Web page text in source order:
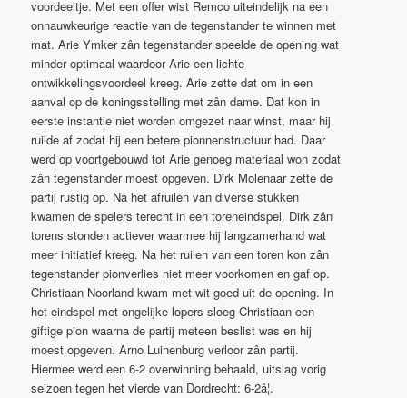
voordeeltje. Met een offer wist Remco uiteindelijk na een
onnauwkeurige reactie van de tegenstander te winnen met
mat. Arie Ymker zân tegenstander speelde de opening wat
minder optimaal waardoor Arie een lichte
ontwikkelingsvoordeel kreeg. Arie zette dat om in een
aanval op de koningsstelling met zân dame. Dat kon in
eerste instantie niet worden omgezet naar winst, maar hij
ruilde af zodat hij een betere pionnenstructuur had. Daar
werd op voortgebouwd tot Arie genoeg materiaal won zodat
zân tegenstander moest opgeven. Dirk Molenaar zette de
partij rustig op. Na het afruilen van diverse stukken
kwamen de spelers terecht in een toreneindspel. Dirk zân
torens stonden actiever waarmee hij langzamerhand wat
meer initiatief kreeg. Na het ruilen van een toren kon zân
tegenstander pionverlies niet meer voorkomen en gaf op.
Christiaan Noorland kwam met wit goed uit de opening. In
het eindspel met ongelijke lopers sloeg Christiaan een
giftige pion waarna de partij meteen beslist was en hij
moest opgeven. Arno Luinenburg verloor zân partij.
Hiermee werd een 6-2 overwinning behaald, uitslag vorig
seizoen tegen het vierde van Dordrecht: 6-2â¦.